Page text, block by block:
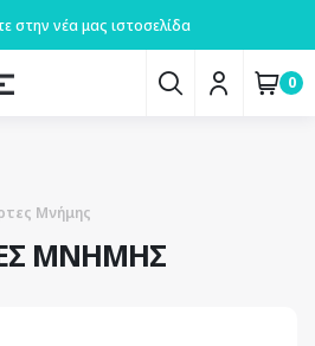
στην νέα μας ιστοσελίδα
0
Μνήμης
ΜΝΉΜΗΣ